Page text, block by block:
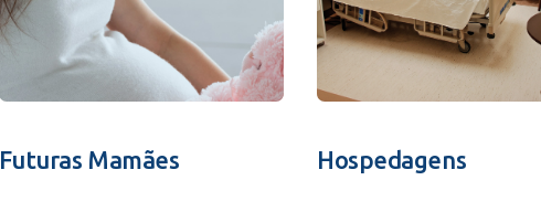
Futuras Mamães Hospedagens